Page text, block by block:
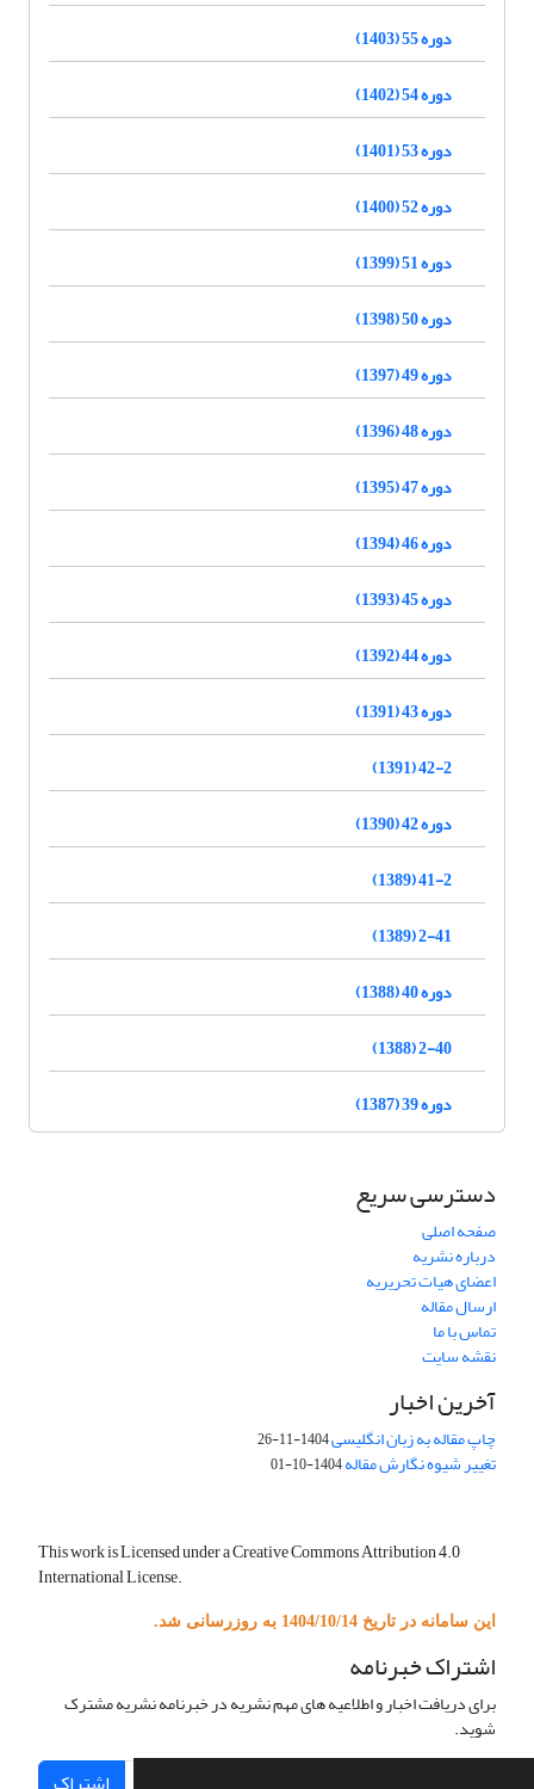
دوره 55 (1403)
دوره 54 (1402)
دوره 53 (1401)
دوره 52 (1400)
دوره 51 (1399)
دوره 50 (1398)
دوره 49 (1397)
دوره 48 (1396)
دوره 47 (1395)
دوره 46 (1394)
دوره 45 (1393)
دوره 44 (1392)
دوره 43 (1391)
42-2 (1391)
دوره 42 (1390)
41-2 (1389)
2-41 (1389)
دوره 40 (1388)
2-40 (1388)
دوره 39 (1387)
دسترسی سریع
صفحه اصلی
درباره نشریه
اعضای هیات تحریریه
ارسال مقاله
تماس با ما
نقشه سایت
آخرین اخبار
چاپ مقاله به زبان انگلیسی1404-11-26
تغییر شیوه نگارش مقاله1404-10-01
This work is Licensed under a Creative Commons Attribution 4.0
International License.
این سامانه در تاریخ 1404/10/14 به روزرسانی شد.
اشتراک خبرنامه
برای دریافت اخبار و اطلاعیه های مهم نشریه در خبرنامه نشریه مشترک
شوید.